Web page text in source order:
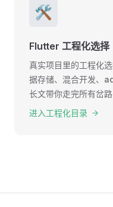
🛠
Flutter 工程化选择
真实项目里的工程化
据存储、混合开发、
长文带你走完所有岔路
进入工程化目录